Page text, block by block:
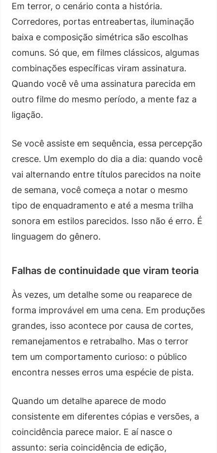
Em terror, o cenário conta a história.
Corredores, portas entreabertas, iluminação
baixa e composição simétrica são escolhas
comuns. Só que, em filmes clássicos, algumas
combinações específicas viram assinatura.
Quando você vê uma assinatura parecida em
outro filme do mesmo período, a mente faz a
ligação.
Se você assiste em sequência, essa percepção
cresce. Um exemplo do dia a dia: quando você
vai alternando entre títulos parecidos na noite
de semana, você começa a notar o mesmo
tipo de enquadramento e até a mesma trilha
sonora em estilos parecidos. Isso não é erro. É
linguagem do gênero.
Falhas de continuidade que viram teoria
Às vezes, um detalhe some ou reaparece de
forma improvável em uma cena. Em produções
grandes, isso acontece por causa de cortes,
remanejamentos e retrabalho. Mas o terror
tem um comportamento curioso: o público
encontra nesses erros uma espécie de pista.
Quando um detalhe aparece de modo
consistente em diferentes cópias e versões, a
coincidência parece maior. E aí nasce o
assunto: seria coincidência de edição,